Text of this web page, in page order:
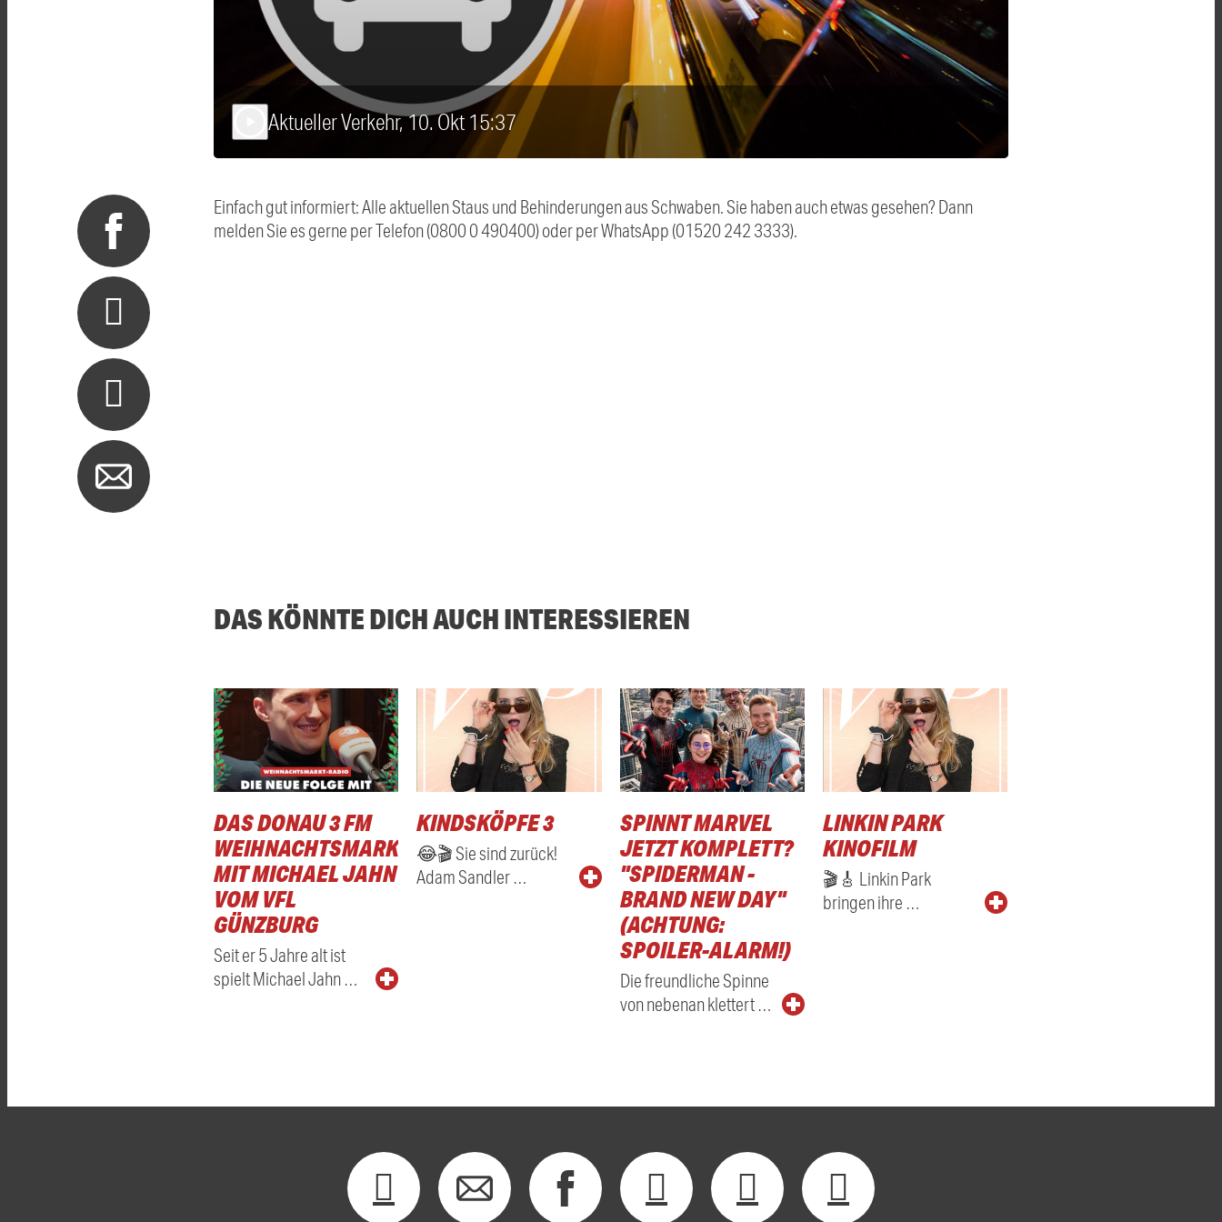
Aktueller Verkehr, 10. Okt 15:37
Einfach gut informiert: Alle aktuellen Staus und Behinderungen aus Schwaben. Sie haben auch etwas gesehen? Dann
melden Sie es gerne per Telefon (0800 0 490400) oder per WhatsApp (01520 242 3333).
DAS KÖNNTE DICH AUCH INTERESSIEREN
DAS DONAU 3 FM
WEIHNACHTSMARKTRADIO
MIT MICHAEL JAHN
VOM VFL
GÜNZBURG
Seit er 5 Jahre alt ist
spielt Michael Jahn …
KINDSKÖPFE 3
😂🎬 Sie sind zurück!
Adam Sandler …
SPINNT MARVEL
JETZT KOMPLETT?
"SPIDERMAN -
BRAND NEW DAY"
(ACHTUNG:
SPOILER-ALARM!)
Die freundliche Spinne
von nebenan klettert …
LINKIN PARK
KINOFILM
🎬🎸 Linkin Park
bringen ihre …